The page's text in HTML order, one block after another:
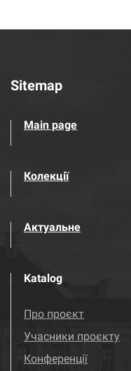
Sitemap
Main page
Колекції
Актуальне
Katalog
Про проєкт
Учасники проєкту
Конференції